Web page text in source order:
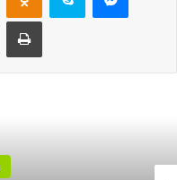
через электронную почту Печатать